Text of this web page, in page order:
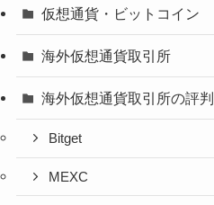
仮想通貨・ビットコイン
海外仮想通貨取引所
海外仮想通貨取引所の評判
Bitget
MEXC